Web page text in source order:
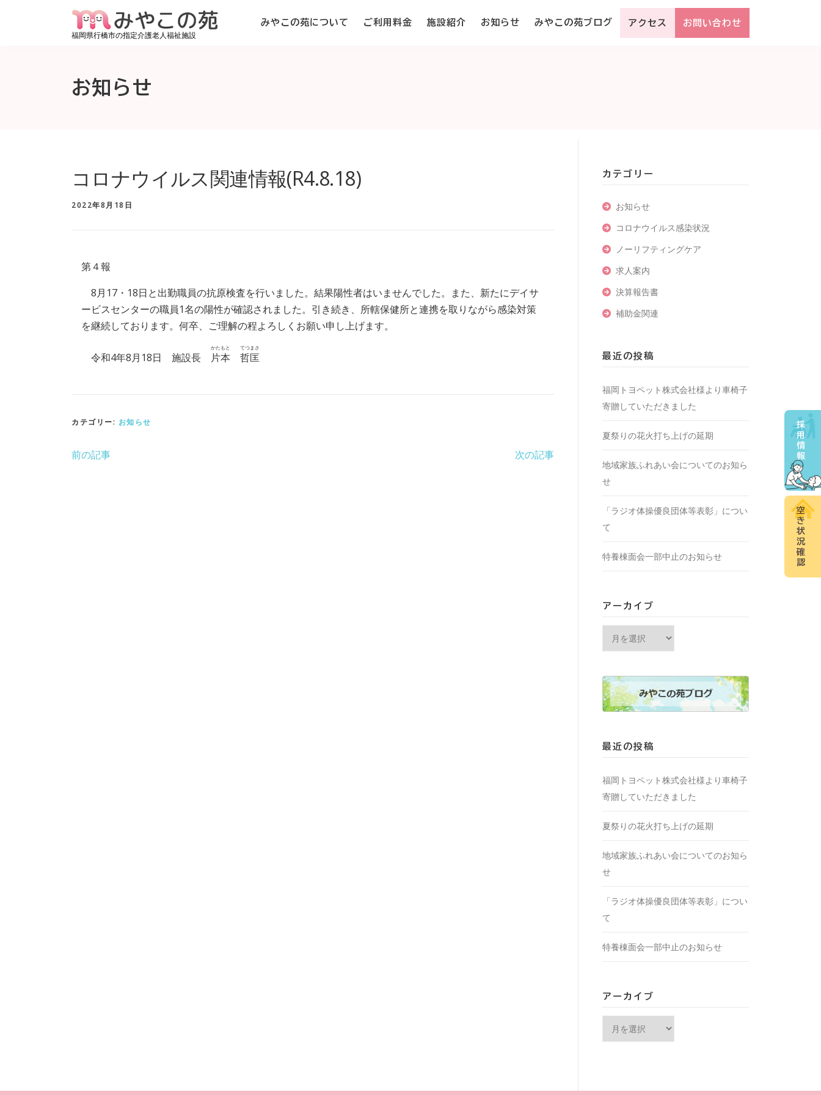
コンテンツへスキップ
福岡県行橋市の指定介護老人福祉施設
みやこの苑について ご利用料金 施設紹介 お知らせ みやこの苑ブログ アクセス お問い合わせ
お知らせ
コロナウイルス関連情報(R4.8.18)
2022年8月18日
第４報
8月17・18日と出勤職員の抗原検査を行いました。結果陽性者はいませんでした。また、新たにデイサ
ービスセンターの職員1名の陽性が確認されました。引き続き、所轄保健所と連携を取りながら感染対策
を継続しております。何卒、ご理解の程よろしくお願い申し上げます。
令和4年8月18日 施設長 片本
かたもと
哲
てつ
匡
まさ
カテゴリー: お知らせ
前の記事 次の記事
カテゴリー
お知らせ
コロナウイルス感染状況
ノーリフティングケア
求人案内
決算報告書
補助金関連
最近の投稿
福岡トヨペット株式会社様より車椅子
寄贈していただきました
夏祭りの花火打ち上げの延期
地域家族ふれあい会についてのお知ら
せ
「ラジオ体操優良団体等表彰」につい
て
特養棟面会一部中止のお知らせ
アーカイブ
アーカイブ
最近の投稿
福岡トヨペット株式会社様より車椅子
寄贈していただきました
夏祭りの花火打ち上げの延期
地域家族ふれあい会についてのお知ら
せ
「ラジオ体操優良団体等表彰」につい
て
特養棟面会一部中止のお知らせ
アーカイブ
アーカイブ
採
用
情
報
空
き
状
況
確
認